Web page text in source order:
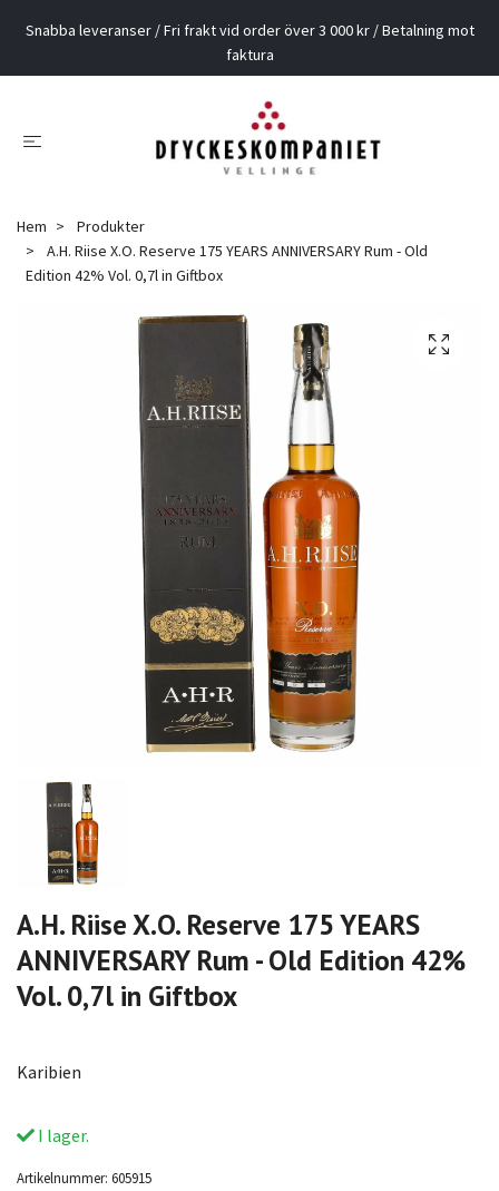
Snabba leveranser / Fri frakt vid order över 3 000 kr / Betalning mot
faktura
Hem
Produkter
A.H. Riise X.O. Reserve 175 YEARS ANNIVERSARY Rum - Old
Edition 42% Vol. 0,7l in Giftbox
A.H. Riise X.O. Reserve 175 YEARS
ANNIVERSARY Rum - Old Edition 42%
Vol. 0,7l in Giftbox
Karibien
I lager.
Artikelnummer: 605915